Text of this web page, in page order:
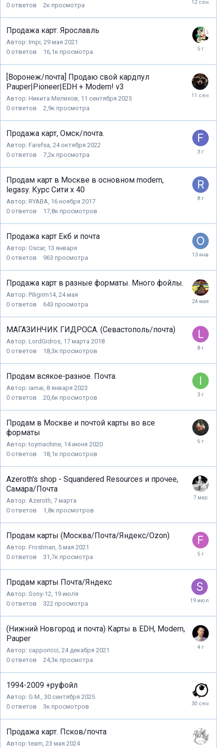
0 ответов 2к просмотра
Продажа карт. Ярославль
Автор: Impi, 29 мая 2021
0 ответов 16,1к просмотра
[Воронеж/почта] Продаю свой кардпул
Pauper|Pioneer|EDH + Modern! v3
Автор: Никита Мелихов, 11 сентября 2025
0 ответов 2,9к просмотра
Продажа карт, Омск/почта.
Автор: Farefsa, 24 октября 2022
0 ответов 7,2к просмотра
Продам карт в Москве в основном modern,
legasy. Курс Сити х 40
Автор: RYABA, 16 ноября 2017
0 ответов 17,8к просмотров
Продажа карт Екб и почта
Автор: Oscar, 13 января
0 ответов 963 просмотра
Продажа карт в разные форматы. Много фойлы.
Автор: Piligrim14, 24 мая
0 ответов 643 просмотра
МАГАЗИНЧИК ГИДРОСА. (Севастополь/почта)
Автор: LordGidros, 17 марта 2018
0 ответов 18,3к просмотров
Продам всякое-разное. Почта.
Автор: iamai, 8 января 2023
0 ответов 20,6к просмотров
Продам в Москве и почтой карты во все
форматы
Автор:toymachine, 14 июня 2020
0 ответов 18,1к просмотров
Azeroth's shop - Squandered Resources и прочее,
Самара/Почта
Автор: Azeroth, 7 марта
0 ответов 1,8к просмотров
Продам карты (Москва/Почта/Яндекс/Ozon)
Автор: Frostman, 5 мая 2021
0 ответов 31,7к просмотра
Продам карты Почта/Яндекс
Автор: Sony-12, 19 июля
0 ответов 322 просмотра
(Нижний Новгород и почта) Карты в EDH, Modern,
Pauper
Автор: capporicci, 24 декабря 2021
0 ответов 24,3к просмотра
1994-2009 +руфойл
Автор: G.M., 30 сентября 2025
0 ответов 3к просмотров
Продажа карт. Псков/почта
Автор:team, 23 мая 2024